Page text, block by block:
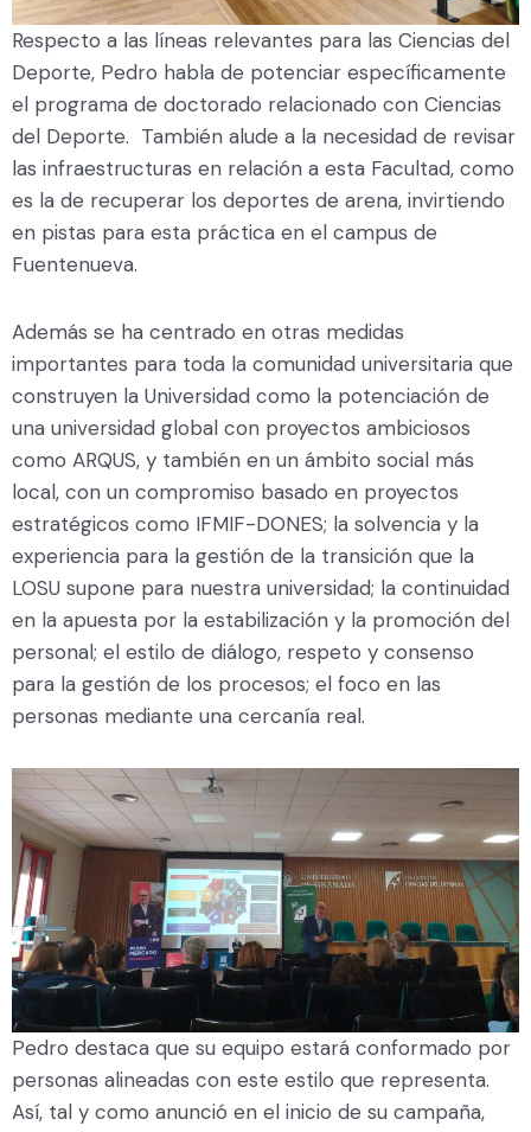
Respecto a las líneas relevantes para las Ciencias del
Deporte, Pedro habla de potenciar específicamente
el programa de doctorado relacionado con Ciencias
del Deporte. También alude a la necesidad de revisar
las infraestructuras en relación a esta Facultad, como
es la de recuperar los deportes de arena, invirtiendo
en pistas para esta práctica en el campus de
Fuentenueva.
Además se ha centrado en otras medidas
importantes para toda la comunidad universitaria que
construyen la Universidad como la potenciación de
una universidad global con proyectos ambiciosos
como ARQUS, y también en un ámbito social más
local, con un compromiso basado en proyectos
estratégicos como IFMIF-DONES; la solvencia y la
experiencia para la gestión de la transición que la
LOSU supone para nuestra universidad; la continuidad
en la apuesta por la estabilización y la promoción del
personal; el estilo de diálogo, respeto y consenso
para la gestión de los procesos; el foco en las
personas mediante una cercanía real.
Pedro destaca que su equipo estará conformado por
personas alineadas con este estilo que representa.
Así, tal y como anunció en el inicio de su campaña,